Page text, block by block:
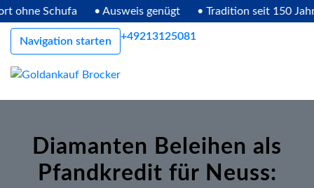
Schufa • Ausweis genügt • Tradition seit 150 Jahren
Navigation starten +49213125081
Diamanten Beleihen als
Pfandkredit für Neuss: